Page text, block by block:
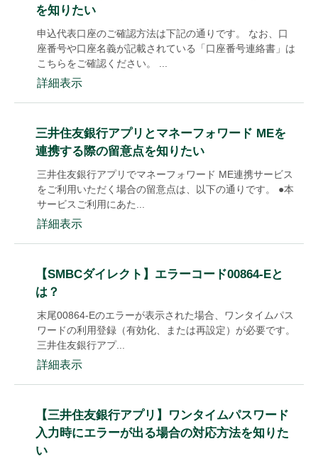
を知りたい
申込代表口座のご確認方法は下記の通りです。 なお、口
座番号や口座名義が記載されている「口座番号連絡書」は
こちらをご確認ください。 ...
詳細表示
三井住友銀行アプリとマネーフォワード MEを
連携する際の留意点を知りたい
三井住友銀行アプリでマネーフォワード ME連携サービス
をご利用いただく場合の留意点は、以下の通りです。 ●本
サービスご利用にあた...
詳細表示
【SMBCダイレクト】エラーコード00864-Eと
は？
末尾00864-Eのエラーが表示された場合、ワンタイムパス
ワードの利用登録（有効化、または再設定）が必要です。
三井住友銀行アプ...
詳細表示
【三井住友銀行アプリ】ワンタイムパスワード
入力時にエラーが出る場合の対応方法を知りた
い